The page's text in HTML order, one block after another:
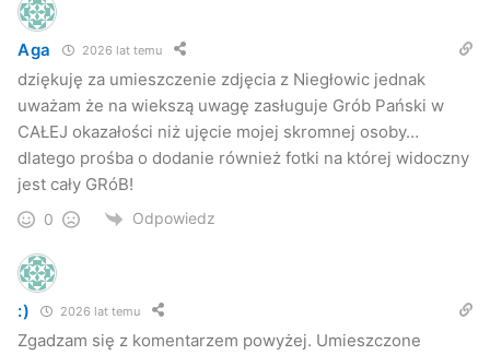
Aga 2026 lat temu
dziękuję za umieszczenie zdjęcia z Niegłowic jednak
uważam że na wiekszą uwagę zasługuje Grób Pański w
CAŁEJ okazałości niż ujęcie mojej skromnej osoby…
dlatego prośba o dodanie również fotki na której widoczny
jest cały GRóB!
0 Odpowiedz
:) 2026 lat temu
Zgadzam się z komentarzem powyżej. Umieszczone